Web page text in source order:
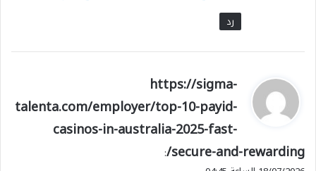
رد
ي
ق
و
ل
https://sigma-
talenta.com/employer/top-10-payid-
casinos-in-australia-2025-fast-
secure-and-rewarding/
: